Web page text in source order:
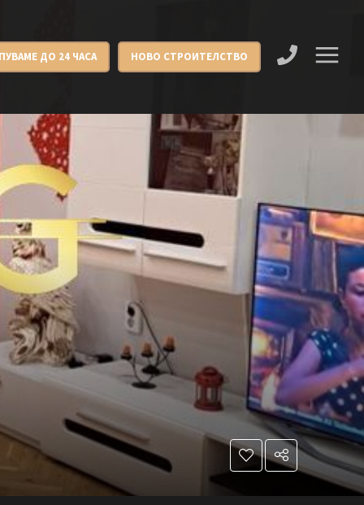
ДО 24 ЧАСА НОВО СТРОИТЕЛСТВО